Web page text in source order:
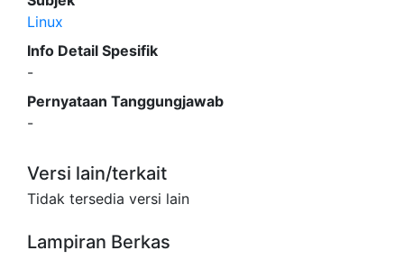
Linux
Info Detail Spesifik
-
Pernyataan Tanggungjawab
-
Versi lain/terkait
Tidak tersedia versi lain
Lampiran Berkas